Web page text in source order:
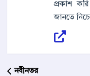
প্রকাশ
জানতে
নবীনতর